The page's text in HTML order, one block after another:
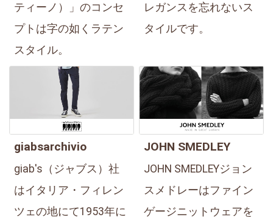
ティーノ）」のコンセ
プトは字の如くラテン
スタイル。
レガンスを忘れないス
タイルです。
giabsarchivio
giab's（ジャブス）社
はイタリア・フィレン
ツェの地にて1953年に
JOHN SMEDLEY
JOHN SMEDLEYジョン
スメドレーはファイン
ゲージニットウェアを